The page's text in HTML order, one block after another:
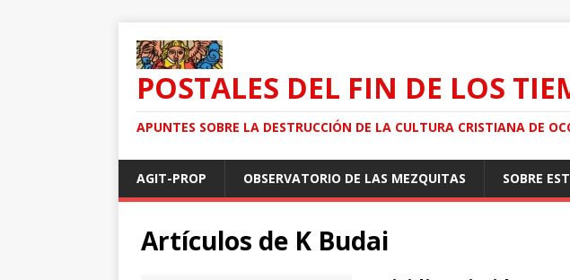
POSTALES DEL FIN DE LOS
APUNTES SOBRE LA DESTRUCCIÓN DE LA CULTURA CRISTIANA DE
AGIT-PROP OBSERVATORIO DE LAS MEZQUITAS SOBRE
Artículos de K Budai